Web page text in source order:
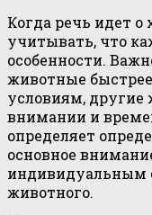
Когда речь идет
учитывать, что
особенности.
животные
условиям,
внимании и
определяет
основное
индивидуальным
животного.